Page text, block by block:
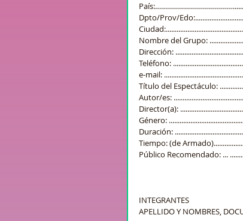
Dpto/Prov/
Nombre del Grupo:
Dirección:
Teléfono:
e-mail:
Título del Espectáculo:
Autor/es:
Director(a):
Género:
Duración:
Tiempo: (de
Público Recomendado: ...
INTEGRANTES
APELLIDO Y NOMBRES,